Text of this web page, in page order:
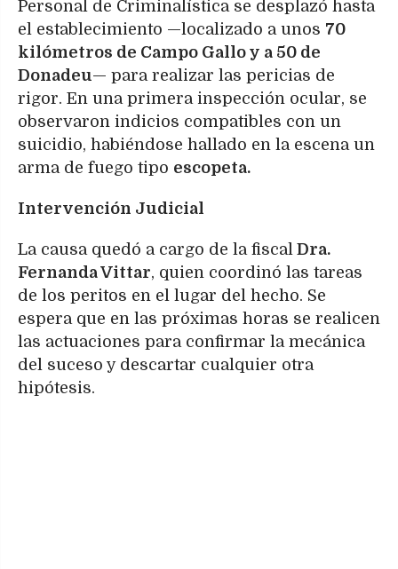
Personal de Criminalística se desplazó hasta
el establecimiento —localizado a unos 70
kilómetros de Campo Gallo y a 50 de
Donadeu— para realizar las pericias de
rigor. En una primera inspección ocular, se
observaron indicios compatibles con un
suicidio, habiéndose hallado en la escena un
arma de fuego tipo escopeta.
Intervención Judicial
La causa quedó a cargo de la fiscal Dra.
Fernanda Vittar, quien coordinó las tareas
de los peritos en el lugar del hecho. Se
espera que en las próximas horas se realicen
las actuaciones para confirmar la mecánica
del suceso y descartar cualquier otra
hipótesis.